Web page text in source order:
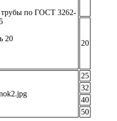
трубы по ГОСТ 3262-
20
20
25
32
40
50